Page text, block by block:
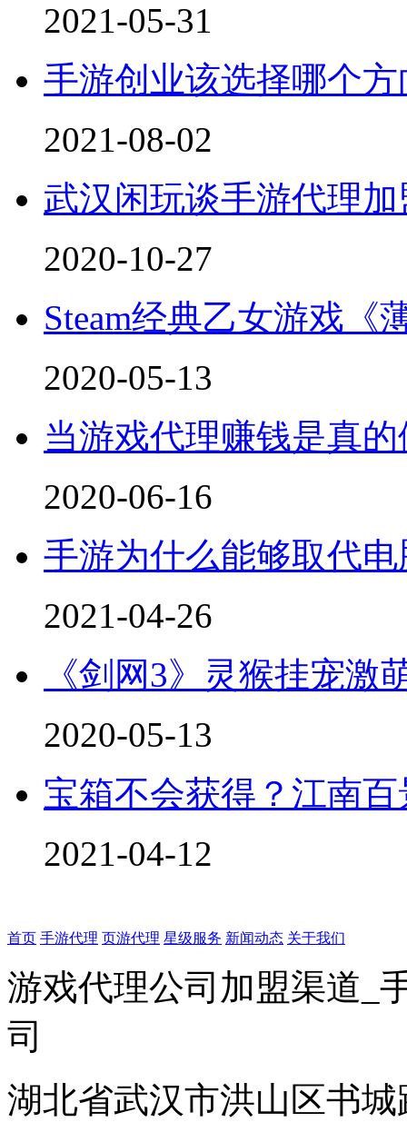
2021-05-31
手游创业该选择哪个方
2021-08-02
武汉闲玩谈手游代理加
2020-10-27
Steam经典乙女游戏《
2020-05-13
当游戏代理赚钱是真的
2020-06-16
手游为什么能够取代电
2021-04-26
《剑网3》灵猴挂宠激
2020-05-13
宝箱不会获得？江南百
2021-04-12
首页 手游代理 页游代理 星级服务 新闻动态 关于我们
游戏代理公司加盟渠道_
司
湖北省武汉市洪山区书